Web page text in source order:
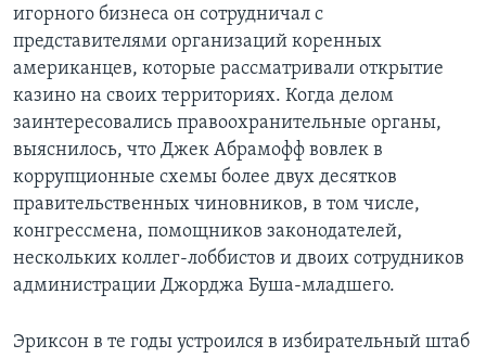
игорного бизнеса он сотрудничал с
представителями организаций коренных
американцев, которые рассматривали открытие
казино на своих территориях. Когда делом
заинтересовались правоохранительные органы,
выяснилось, что Джек Абрамофф вовлек в
коррупционные схемы более двух десятков
правительственных чиновников, в том числе,
конгрессмена, помощников законодателей,
нескольких коллег-лоббистов и двоих сотрудников
администрации Джорджа Буша-младшего.
Эриксон в те годы устроился в избирательный штаб